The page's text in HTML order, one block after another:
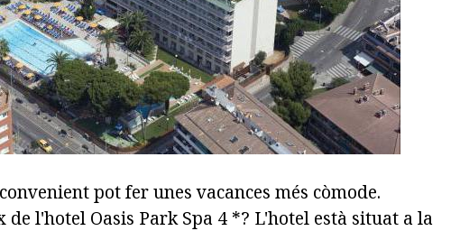
pot fer unes vacances més còmode.
l'hotel Oasis Park Spa 4 *? L'hotel està situat a la